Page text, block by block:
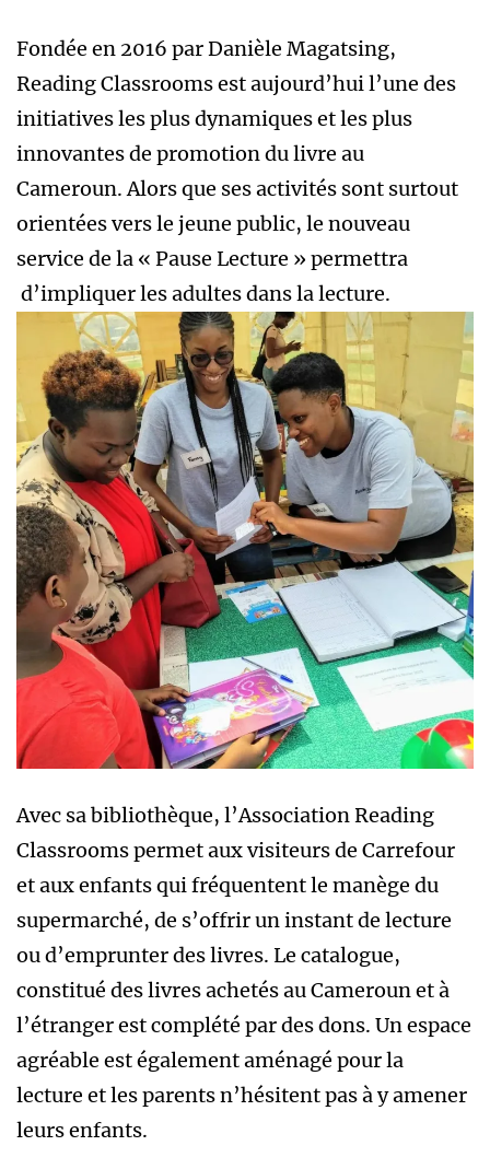
Fondée en 2016 par Danièle Magatsing,
Reading Classrooms est aujourd’hui l’une des
initiatives les plus dynamiques et les plus
innovantes de promotion du livre au
Cameroun. Alors que ses activités sont surtout
orientées vers le jeune public, le nouveau
service de la « Pause Lecture » permettra
d’impliquer les adultes dans la lecture.
Avec sa bibliothèque, l’Association Reading
Classrooms permet aux visiteurs de Carrefour
et aux enfants qui fréquentent le manège du
supermarché, de s’offrir un instant de lecture
ou d’emprunter des livres. Le catalogue,
constitué des livres achetés au Cameroun et à
l’étranger est complété par des dons. Un espace
agréable est également aménagé pour la
lecture et les parents n’hésitent pas à y amener
leurs enfants.